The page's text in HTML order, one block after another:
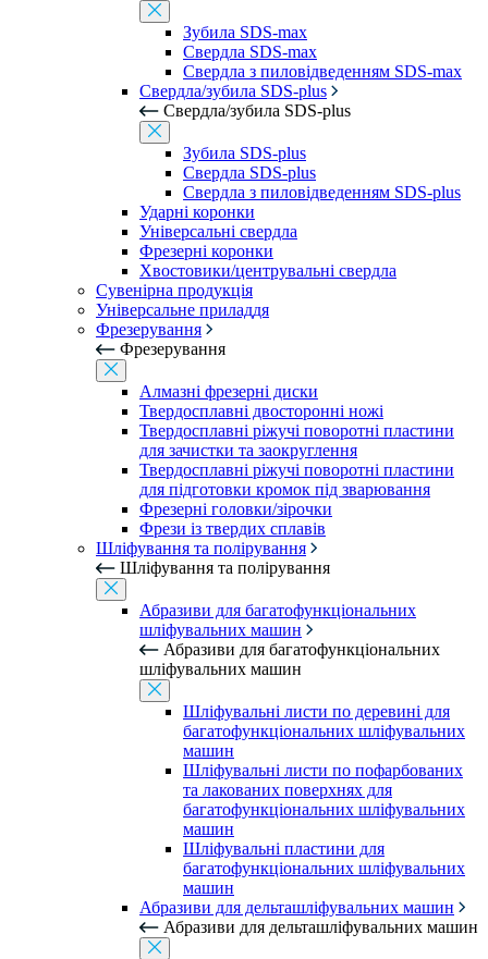
Зубила SDS-max
Свердла SDS-max
Свердла з пиловідведенням SDS-max
Свердла/зубила SDS-plus
Свердла/зубила SDS-plus
Зубила SDS-plus
Свердла SDS-plus
Свердла з пиловідведенням SDS-plus
Ударні коронки
Універсальні свердла
Фрезерні коронки
Хвостовики/центрувальні свердла
Сувенірна продукція
Універсальне приладдя
Фрезерування
Фрезерування
Алмазні фрезерні диски
Твердосплавні двосторонні ножі
Твердосплавні ріжучі поворотні пластини
для зачистки та заокруглення
Твердосплавні ріжучі поворотні пластини
для підготовки кромок під зварювання
Фрезерні головки/зірочки
Фрези із твердих сплавів
Шліфування та полірування
Шліфування та полірування
Абразиви для багатофункціональних
шліфувальних машин
Абразиви для багатофункціональних
шліфувальних машин
Шліфувальні листи по деревині для
багатофункціональних шліфувальних
машин
Шліфувальні листи по пофарбованих
та лакованих поверхнях для
багатофункціональних шліфувальних
машин
Шліфувальні пластини для
багатофункціональних шліфувальних
машин
Абразиви для дельташліфувальних машин
Абразиви для дельташліфувальних машин